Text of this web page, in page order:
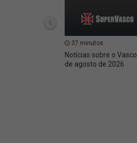
37 minutos
Notícias sobre o
de agosto de 2026